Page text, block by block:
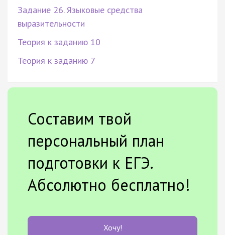
Задание 26. Языковые средства
выразительности
Теория к заданию 10
Теория к заданию 7
Составим твой
персональный план
подготовки к ЕГЭ.
Абсолютно бесплатно!
Хочу!